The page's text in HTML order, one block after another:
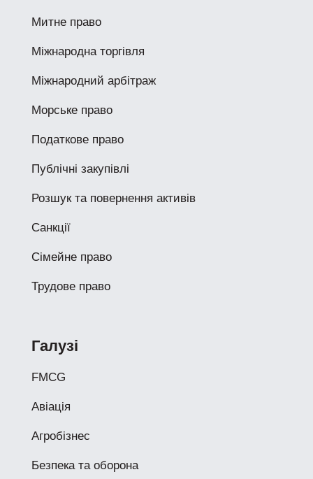
Митне право
Міжнародна торгівля
Міжнародний арбітраж
Морське право
Податкове право
Публічні закупівлі
Розшук та повернення активів
Санкції
Сімейне право
Трудове право
Галузі
FMCG
Авіація
Агробізнес
Безпека та оборона